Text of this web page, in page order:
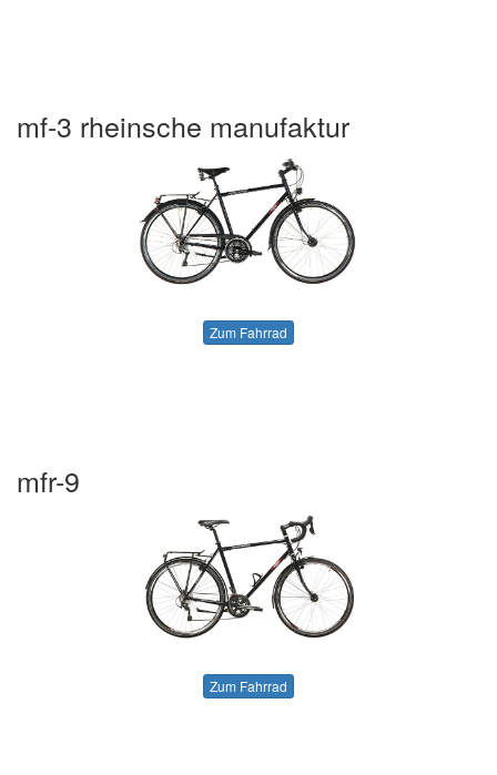
mf-3 rheinsche manufaktur
Zum Fahrrad
mfr-9
Zum Fahrrad